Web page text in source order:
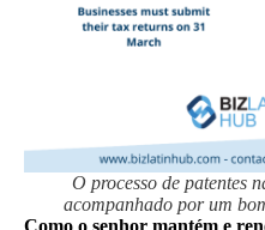
O processo de patentes
acompanhado por um